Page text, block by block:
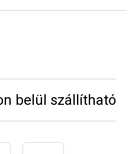
belül szállítható